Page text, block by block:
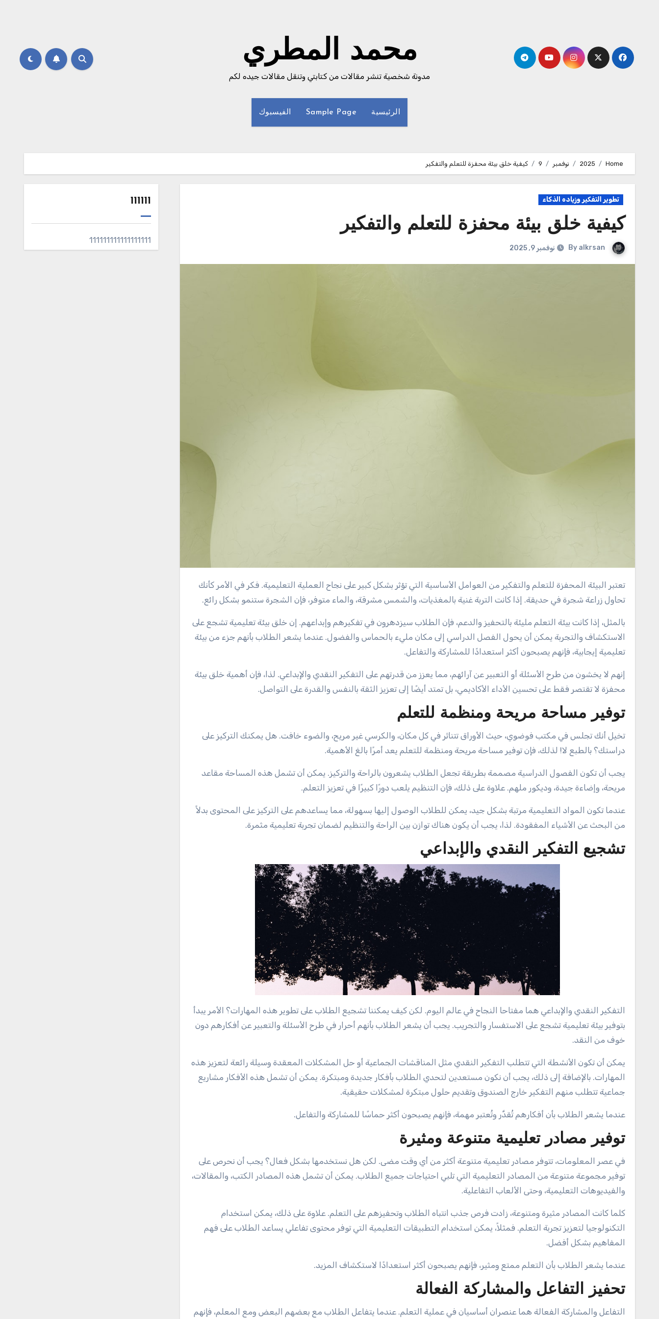
محمد المطري
مدونة شخصية تنشر مقالات من كتابتي وتنقل مقالات جيده لكم
الرئيسية Sample Page الفيسبوك
Home
2025 نوفمبر 9 كيفية خلق بيئة محفزة للتعلم والتفكير
تطوير التفكير وزياده الذكاء
كيفية خلق بيئة محفزة للتعلم والتفكير
By alkrsan نوفمبر 9, 2025
تعتبر البيئة المحفزة للتعلم والتفكير من العوامل الأساسية التي تؤثر بشكل كبير على نجاح العملية التعليمية. فكر في الأمر كأنك
تحاول زراعة شجرة في حديقة. إذا كانت التربة غنية بالمغذيات، والشمس مشرقة، والماء متوفر، فإن الشجرة ستنمو بشكل رائع.
بالمثل، إذا كانت بيئة التعلم مليئة بالتحفيز والدعم، فإن الطلاب سيزدهرون في تفكيرهم وإبداعهم. إن خلق بيئة تعليمية تشجع على
الاستكشاف والتجربة يمكن أن يحول الفصل الدراسي إلى مكان مليء بالحماس والفضول. عندما يشعر الطلاب بأنهم جزء من بيئة
تعليمية إيجابية، فإنهم يصبحون أكثر استعدادًا للمشاركة والتفاعل.
إنهم لا يخشون من طرح الأسئلة أو التعبير عن آرائهم، مما يعزز من قدرتهم على التفكير النقدي والإبداعي. لذا، فإن أهمية خلق بيئة
محفزة لا تقتصر فقط على تحسين الأداء الأكاديمي، بل تمتد أيضًا إلى تعزيز الثقة بالنفس والقدرة على التواصل.
توفير مساحة مريحة ومنظمة للتعلم
تخيل أنك تجلس في مكتب فوضوي، حيث الأوراق تتناثر في كل مكان، والكرسي غير مريح، والضوء خافت. هل يمكنك التركيز على
دراستك؟ بالطبع لا! لذلك، فإن توفير مساحة مريحة ومنظمة للتعلم يعد أمرًا بالغ الأهمية.
يجب أن تكون الفصول الدراسية مصممة بطريقة تجعل الطلاب يشعرون بالراحة والتركيز. يمكن أن تشمل هذه المساحة مقاعد
مريحة، وإضاءة جيدة، وديكور ملهم. علاوة على ذلك، فإن التنظيم يلعب دورًا كبيرًا في تعزيز التعلم.
عندما تكون المواد التعليمية مرتبة بشكل جيد، يمكن للطلاب الوصول إليها بسهولة، مما يساعدهم على التركيز على المحتوى بدلاً
من البحث عن الأشياء المفقودة. لذا، يجب أن يكون هناك توازن بين الراحة والتنظيم لضمان تجربة تعليمية مثمرة.
تشجيع التفكير النقدي والإبداعي
التفكير النقدي والإبداعي هما مفتاحا النجاح في عالم اليوم. لكن كيف يمكننا تشجيع الطلاب على تطوير هذه المهارات؟ الأمر يبدأ
بتوفير بيئة تعليمية تشجع على الاستفسار والتجريب. يجب أن يشعر الطلاب بأنهم أحرار في طرح الأسئلة والتعبير عن أفكارهم دون
خوف من النقد.
يمكن أن تكون الأنشطة التي تتطلب التفكير النقدي مثل المناقشات الجماعية أو حل المشكلات المعقدة وسيلة رائعة لتعزيز هذه
المهارات. بالإضافة إلى ذلك، يجب أن نكون مستعدين لتحدي الطلاب بأفكار جديدة ومبتكرة. يمكن أن تشمل هذه الأفكار مشاريع
جماعية تتطلب منهم التفكير خارج الصندوق وتقديم حلول مبتكرة لمشكلات حقيقية.
عندما يشعر الطلاب بأن أفكارهم تُقدَّر وتُعتبر مهمة، فإنهم يصبحون أكثر حماسًا للمشاركة والتفاعل.
توفير مصادر تعليمية متنوعة ومثيرة
في عصر المعلومات، تتوفر مصادر تعليمية متنوعة أكثر من أي وقت مضى. لكن هل نستخدمها بشكل فعال؟ يجب أن نحرص على
توفير مجموعة متنوعة من المصادر التعليمية التي تلبي احتياجات جميع الطلاب. يمكن أن تشمل هذه المصادر الكتب، والمقالات،
والفيديوهات التعليمية، وحتى الألعاب التفاعلية.
كلما كانت المصادر مثيرة ومتنوعة، زادت فرص جذب انتباه الطلاب وتحفيزهم على التعلم. علاوة على ذلك، يمكن استخدام
التكنولوجيا لتعزيز تجربة التعلم. فمثلاً، يمكن استخدام التطبيقات التعليمية التي توفر محتوى تفاعلي يساعد الطلاب على فهم
المفاهيم بشكل أفضل.
عندما يشعر الطلاب بأن التعلم ممتع ومثير، فإنهم يصبحون أكثر استعدادًا لاستكشاف المزيد.
تحفيز التفاعل والمشاركة الفعالة
التفاعل والمشاركة الفعالة هما عنصران أساسيان في عملية التعلم. عندما يتفاعل الطلاب مع بعضهم البعض ومع المعلم، فإنهم
111111
111111111111111111